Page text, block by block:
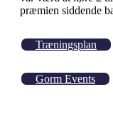
præmien siddende
Træningsplan
Gorm Events